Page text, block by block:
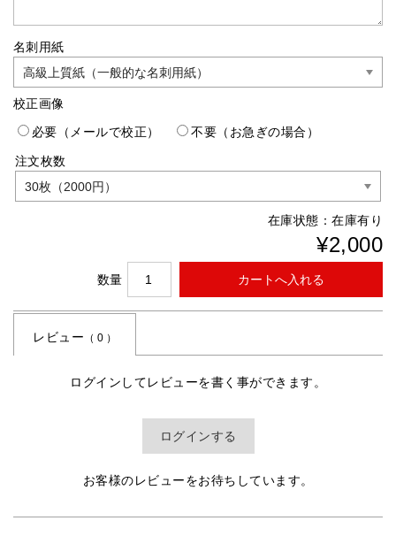
名刺用紙
校正画像
必要（メールで校正）
不要（お急ぎの場合）
注文枚数
在庫状態：在庫有り
¥2,000
数量
レビュー （ 0 ）
ログインしてレビューを書く事ができます。
ログインする
お客様のレビューをお待ちしています。